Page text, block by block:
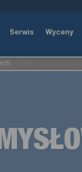
Serwis Wyceny